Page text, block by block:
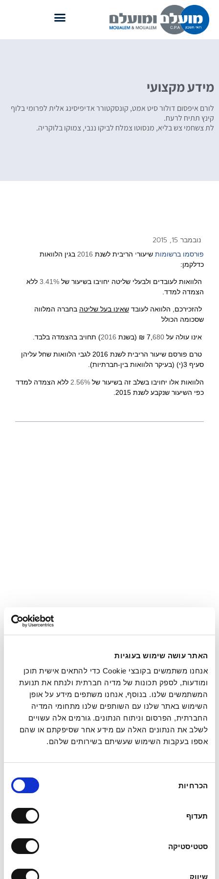
האתר עושה שימוש בעוגיות
אנחנו משתמשים בקובצי Cookie כדי להתאים אישית תוכן
ומודעות, לספק תכונות של מדיה חברתית ולנתח את תנועת
המשתמשים שלנו. בנוסף, אנחנו משתפים מידע על אופן
השימוש באתר שלנו עם השותפים שלנו מתחומי המדיה
החברתית, הפרסום וניתוח הנתונים. גורמים אלה עשויים
לשלב את הנתונים האלה עם מידע אחר שסיפקתם או שהם
אספו בעקבות השימוש שעשיתם בשירותים שלהם.
הסכמה
הכרחיות
תעדוף
סטטיסטיקה
שיווק
מידע מקצועי
לורם איפסום דולור סיט אמט, קונסקטורר אדיפיסינג אלית לפרומי בלוף
קינץ תתיח לרעח.
לת צשחמי צש בליא, מנסוטו צמלח לביקו ננבי, צמוקו בלוקריה.
נובמבר 15, 2015
פורסמו ברשומות שיעורי הריבית לשנת 2016 בגין הלוואות
כדלקמן:
הלוואות לעובדים ולבעלי שליטה יחויבו בשיעור של3.41% ללא
הצמדה למדד.
להזכירכם, הלוואהלעובדשאינו בעל שליטה בחברה המלווה
שסכומה הכולל
אינו עולה על 7, 680 ₪ (בשנת 2016) תחויבבהצמדה בלבד
טרם פורסם שיעור הריבית לשנת 2016 לגבי הלוואות שחל עליהן
סעיף 3(י) (בעיקר
הלוואות בין-חברתיות).
הלוואות אלו יחויבו בשלב זה בשיעור של 2.56% ללא הצמדה למדד
כפי השיעור שנקבע לשנת 2015.